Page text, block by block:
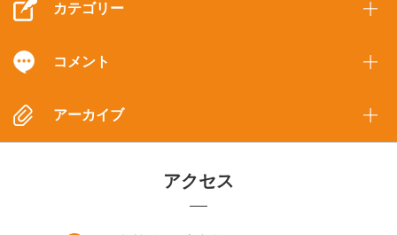
カテゴリー
コメント
アーカイブ
アクセス